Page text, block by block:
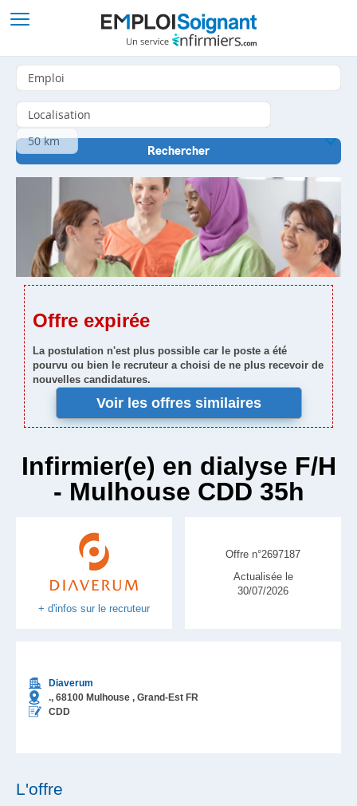
Offre expirée
La postulation n'est plus possible car le poste a été
pourvu ou bien le recruteur a choisi de ne plus recevoir de
nouvelles candidatures.
Voir les offres similaires
Infirmier(e) en dialyse F/H
- Mulhouse CDD 35h
+ d'infos sur le recruteur
Diaverum
., 68100 Mulhouse , Grand-Est FR
CDD
Offre n°2697187
Actualisée le
30/07/2026
L'offre